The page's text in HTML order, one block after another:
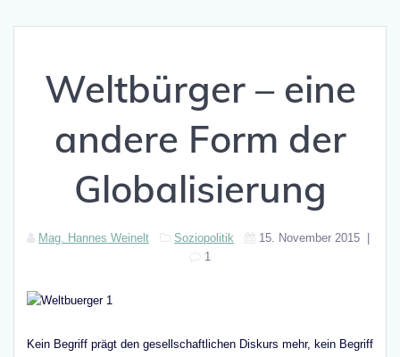
Weltbürger – eine
andere Form der
Globalisierung
Mag. Hannes Weinelt Soziopolitik 15. November 2015
1
Kein Begriff prägt den gesellschaftlichen Diskurs mehr, kein Begriff